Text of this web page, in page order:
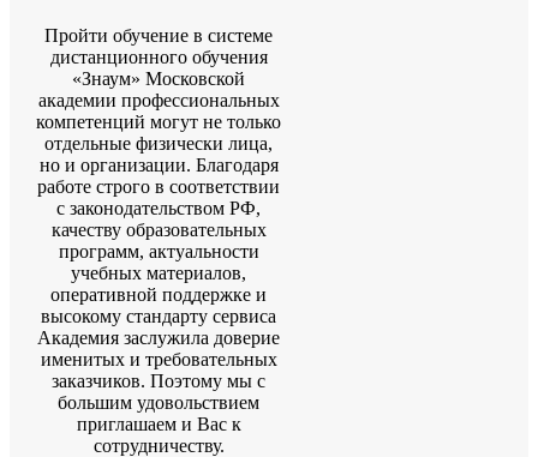
Пройти обучение в системе
дистанционного обучения
«Знаум» Московской
академии профессиональных
компетенций могут не только
отдельные физически лица,
но и организации. Благодаря
работе строго в соответствии
с законодательством РФ,
качеству образовательных
программ, актуальности
учебных материалов,
оперативной поддержке и
высокому стандарту сервиса
Академия заслужила доверие
именитых и требовательных
заказчиков. Поэтому мы с
большим удовольствием
приглашаем и Вас к
сотрудничеству.